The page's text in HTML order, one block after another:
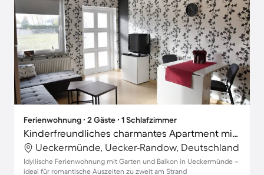
Ferienwohnung ∙ 2 Gäste ∙ 1 Schlafzimmer
Kinderfreundliches charmantes Apartment mit Terrasse und Garten
Ueckermünde, Uecker-Randow, Deutschland
Idyllische Ferienwohnung mit Garten und Balkon in Ueckermünde –
ideal für romantische Auszeiten zu zweit am Strand